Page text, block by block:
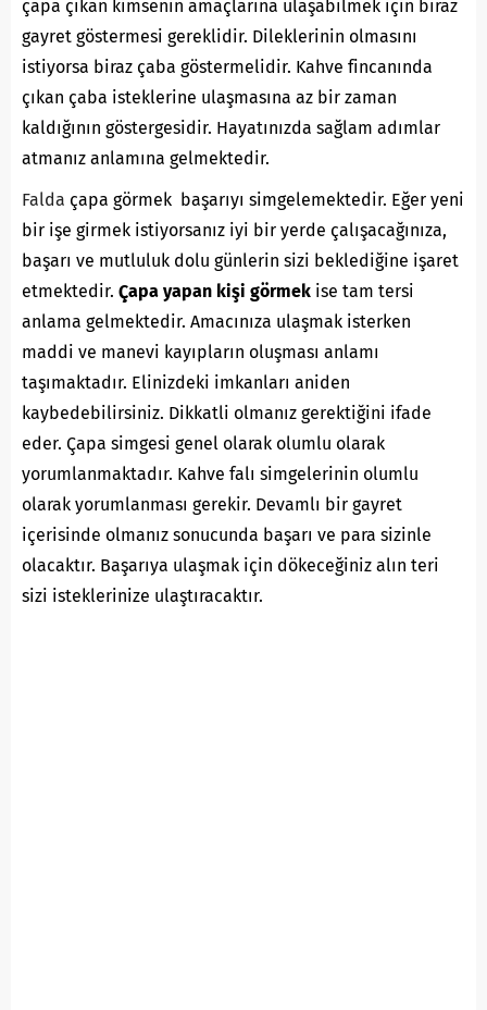
çapa çıkan kimsenin amaçlarına ulaşabilmek için biraz
gayret göstermesi gereklidir. Dileklerinin olmasını
istiyorsa biraz çaba göstermelidir. Kahve fincanında
çıkan çaba isteklerine ulaşmasına az bir zaman
kaldığının göstergesidir. Hayatınızda sağlam adımlar
atmanız anlamına gelmektedir.
Falda çapa görmek başarıyı simgelemektedir. Eğer yeni
bir işe girmek istiyorsanız iyi bir yerde çalışacağınıza,
başarı ve mutluluk dolu günlerin sizi beklediğine işaret
etmektedir. Çapa yapan kişi görmek ise tam tersi
anlama gelmektedir. Amacınıza ulaşmak isterken
maddi ve manevi kayıpların oluşması anlamı
taşımaktadır. Elinizdeki imkanları aniden
kaybedebilirsiniz. Dikkatli olmanız gerektiğini ifade
eder. Çapa simgesi genel olarak olumlu olarak
yorumlanmaktadır. Kahve falı simgelerinin olumlu
olarak yorumlanması gerekir. Devamlı bir gayret
içerisinde olmanız sonucunda başarı ve para sizinle
olacaktır. Başarıya ulaşmak için dökeceğiniz alın teri
sizi isteklerinize ulaştıracaktır.